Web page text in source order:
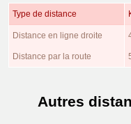
Type de distance
Distance en ligne droite
Distance par la route
Autres